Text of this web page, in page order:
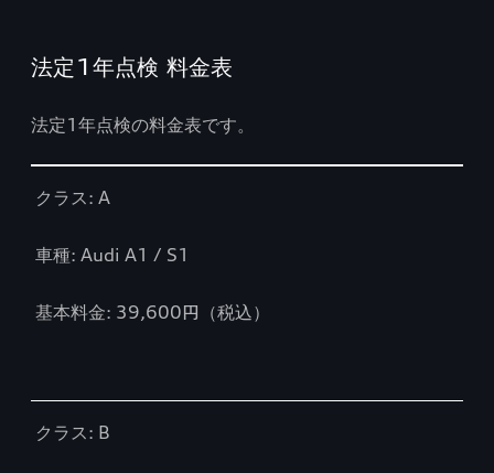
法定1年点検 料金表
法定1年点検の料金表です。
クラス: A
車種: Audi A1 / S1
基本料金: 39,600円（税込）
クラス: B